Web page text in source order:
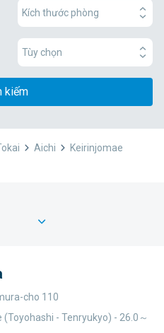
Kích thước phòng
Tùy chọn
kiếm
Aichi
Keirinjomae
cho 110
- Tenryukyo) - 26.0～